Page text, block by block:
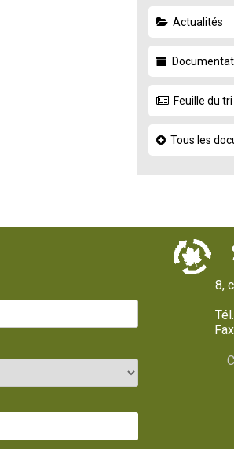
Actualités
Feuille du tri
Tous les
8,